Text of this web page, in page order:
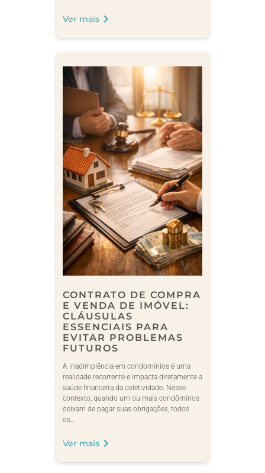
Ver mais
CONTRATO DE COMPRA
E VENDA DE IMÓVEL:
CLÁUSULAS
ESSENCIAIS PARA
EVITAR PROBLEMAS
FUTUROS
A inadimplência em condomínios é uma
realidade recorrente e impacta diretamente a
saúde financeira da coletividade. Nesse
contexto, quando um ou mais condôminos
deixam de pagar suas obrigações, todos
os…
Ver mais